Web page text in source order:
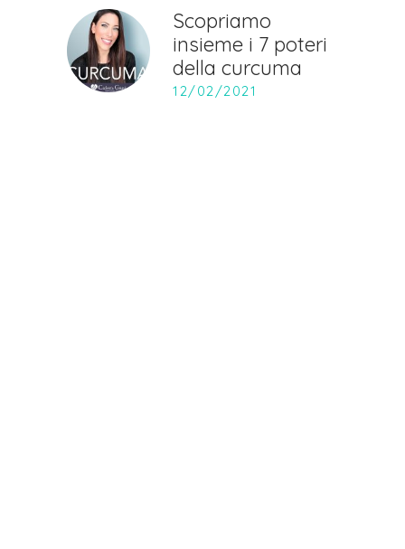
Scopriamo
insieme i 7 poteri
della curcuma
12/02/2021